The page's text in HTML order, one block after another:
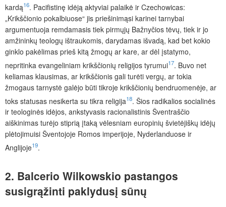
kardą16. Pacifistinę idėją aktyviai palaikė ir Czechowicas:
„Krikščionio pokalbiuose“ jis priešinimąsi karinei tarnybai
argumentuoja remdamasis tiek pirmųjų Bažnyčios tėvų, tiek ir jo
amžininkų teologų ištraukomis, darydamas išvadą, kad bet kokio
ginklo pakėlimas prieš kitą žmogų ar kare, ar dėl įstatymo,
nepritinka evangeliniam krikščionių religijos tyrumui17. Buvo net
keliamas klausimas, ar krikščionis gali turėti vergų, ar tokia
žmogaus tarnystė galėjo būti tikroje krikščionių bendruomenėje, ar
toks statusas nesikerta su tikra religija18. Šios radikalios socialinės
ir teologinės idėjos, ankstyvasis racionalistinis Šventraščio
aiškinimas turėjo stiprią įtaką vėlesniam europinių švietėjiškų idėjų
plėtojimuisi Šventojoje Romos imperijoje, Nyderlanduose ir
Anglijoje19.
2. Balcerio Wilkowskio pastangos
susigrąžinti paklydusį sūnų